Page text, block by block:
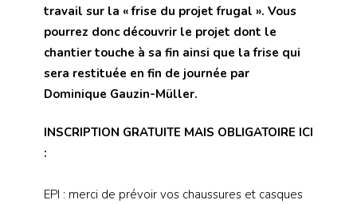
travail sur la « frise du projet frugal ». Vous
pourrez donc découvrir le projet dont le
chantier touche à sa fin ainsi que la frise qui
sera restituée en fin de journée par
Dominique Gauzin-Müller.
INSCRIPTION GRATUITE MAIS OBLIGATOIRE ICI
:
EPI : merci de prévoir vos chaussures et casques